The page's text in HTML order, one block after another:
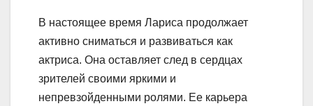
В настоящее время Лариса продолжает
активно сниматься и развиваться как
актриса. Она оставляет след в сердцах
зрителей своими яркими и
непревзойденными ролями. Ее карьера